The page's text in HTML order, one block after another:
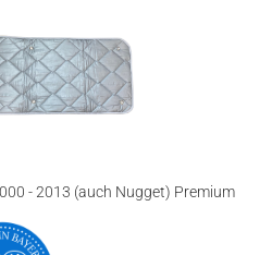
- 2013 (auch Nugget) Premium